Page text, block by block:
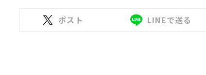
ポスト LINEで送る